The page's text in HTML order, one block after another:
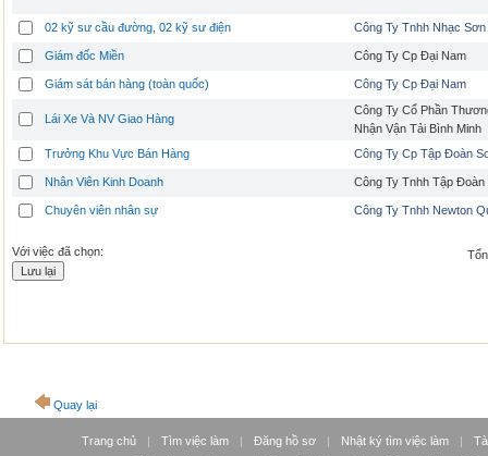
02 kỹ sư cầu đường, 02 kỹ sư điện Công Ty Tnhh Nhạc Sơn
Giám đốc Miền Công Ty Cp Đại Nam
Giám sát bán hàng (toàn quốc) Công Ty Cp Đại Nam
Lái Xe Và NV Giao Hàng
Công Ty Cổ Phần
Nhận Vận Tải Bình Minh
Trưởng Khu Vực Bán Hàng
Công Ty Cp Tập Đoàn
Nhân Viên Kinh Doanh Công Ty Tnhh Tập
Chuyên viên nhân sự Công Ty Tnhh Newton
Với việc đã chọn:
Quay lại
Trang chủ | Tìm việc làm | Đăng hồ sơ | Nhật ký tìm việc làm |